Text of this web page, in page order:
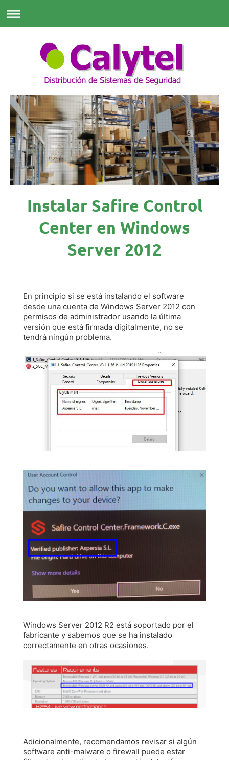
Instalar Safire Control
Center en Windows
Server 2012
En principio si se está instalando el software
desde una cuenta de Windows Server 2012 con
permisos de administrador usando la última
versión que está firmada digitalmente, no se
tendrá ningún problema.
Windows Server 2012 R2 está soportado por el
fabricante y sabemos que se ha instalado
correctamente en otras ocasiones.
Adicionalmente, recomendamos revisar si algún
software anti-malware o firewall puede estar